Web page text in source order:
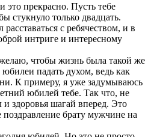
это прекрасно. Пусть тебе
стукнуло только двадцать.
с ребячеством, и в
интриге и интересному
чтобы жизнь была такой же
падать духом, ведь как
К примеру, я уже задумываюсь
юбилей тебе. Так что, не
здоровья шагай вперед. Это
брату мужчине на